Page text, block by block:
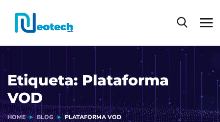
Etiqueta: Plataforma
VOD
HOME BLOG PLATAFORMA VOD